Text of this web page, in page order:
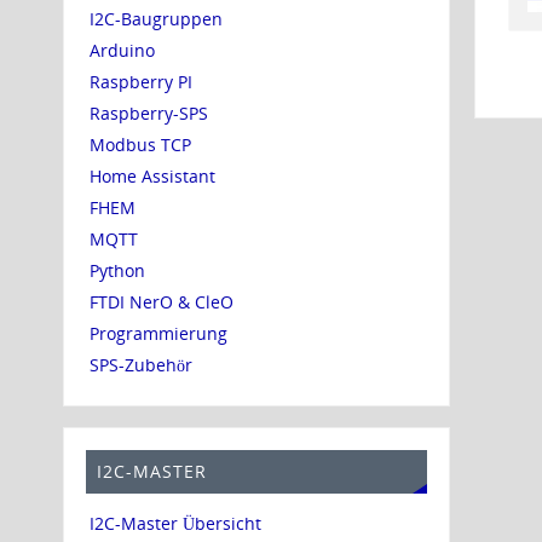
I2C-Baugruppen
Arduino
Raspberry PI
Raspberry-SPS
Modbus TCP
Home Assistant
FHEM
MQTT
Python
FTDI NerO & CleO
Programmierung
SPS-Zubehör
I2C-MASTER
I2C-Master Übersicht